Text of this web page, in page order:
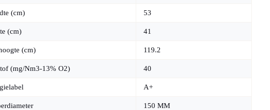
(cm) 53
(cm) 41
(cm) 119.2
(mg/Nm3-13% O2) 40
A+
150 MM